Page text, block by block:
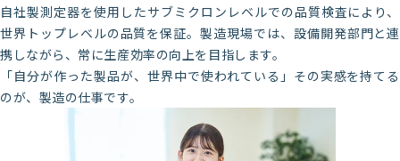
自社製測定器を使用したサブミクロンレベルでの品質検査により、
世界トップレベルの品質を保証。製造現場では、設備開発部門と連
携しながら、常に生産効率の向上を目指します。
「自分が作った製品が、世界中で使われている」その実感を持てる
のが、製造の仕事です。